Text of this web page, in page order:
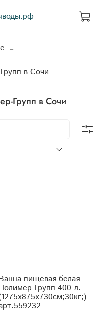
в Сочи
Групп в Сочи
Ванна пищевая белая
Полимер-Групп 400 л.
(1275x875x730см;30кг;) -